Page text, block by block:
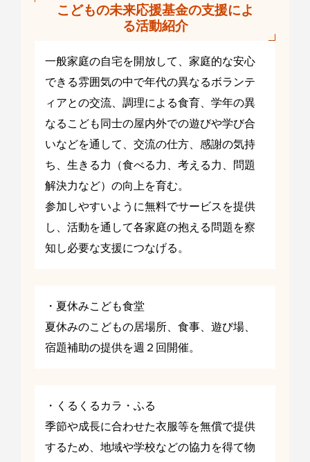
こどもの未来応援基金の支援によ
る活動紹介
一般家庭の自宅を開放して、家庭的な安心
できる雰囲気の中で年代の異なるボランテ
ィアとの交流、調理による食育、学年の異
なるこども同士の屋内外での遊びや学び合
いなどを通して、交流の仕方、感謝の気持
ち、生きる力（食べる力、考える力、問題
解決力など）の向上を育む。
参加しやすいように無料でサービスを提供
し、活動を通して各家庭の抱える問題を察
知し必要な支援につなげる。
・夏休みこども食堂
夏休みのこどもの居場所、食事、遊び場、
宿題補助の提供を週２回開催。
・くるくるカラ・ふる
季節や成長に合わせた衣服等を無償で提供
するため、地域や学校などの協力を得て物